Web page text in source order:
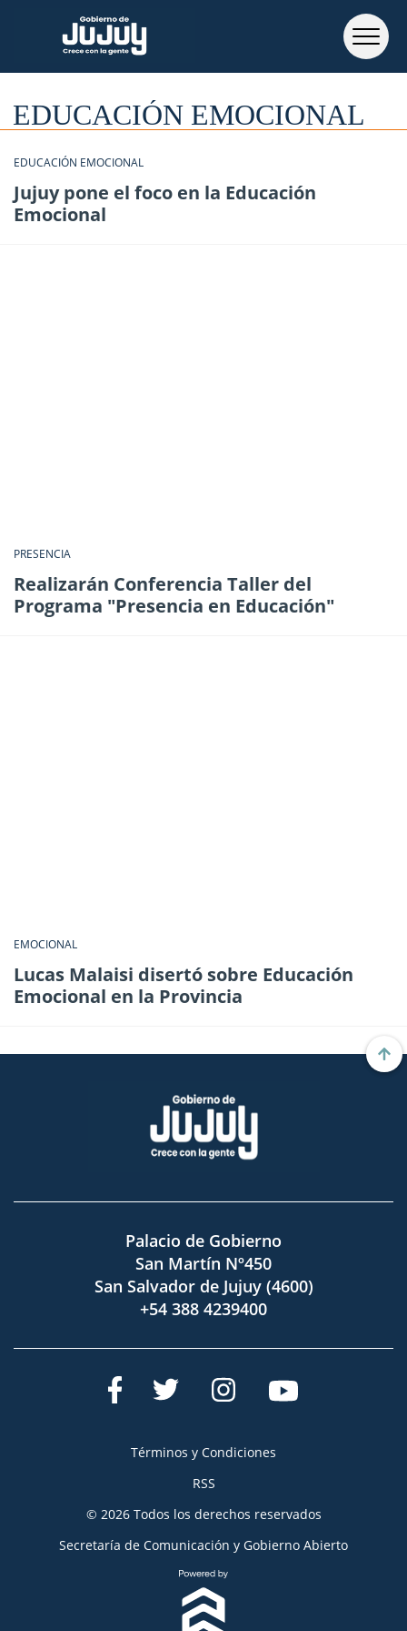
EDUCACIÓN EMOCIONAL
EDUCACIÓN EMOCIONAL
Jujuy pone el foco en la Educación
Emocional
PRESENCIA
Realizarán Conferencia Taller del
Programa "Presencia en Educación"
EMOCIONAL
Lucas Malaisi disertó sobre Educación
Emocional en la Provincia
Palacio de Gobierno
San Martín Nº450
San Salvador de Jujuy (4600)
+54 388 4239400
Términos y Condiciones
RSS
© 2026 Todos los derechos reservados
Secretaría de Comunicación y Gobierno Abierto